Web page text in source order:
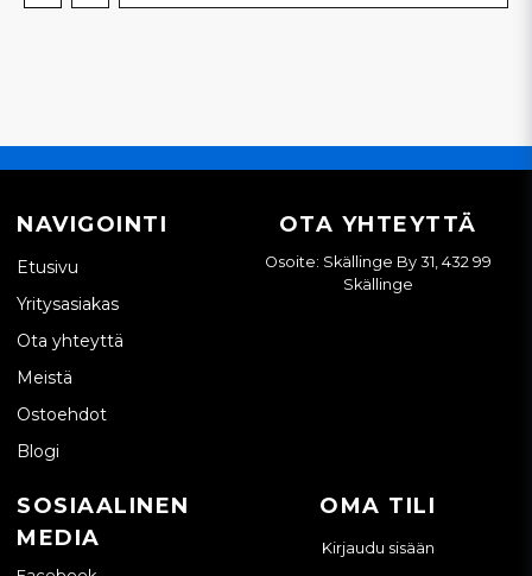
NAVIGOINTI
Etusivu
Yritysasiakas
Ota yhteyttä
Meistä
Ostoehdot
Blogi
OTA YHTEYTTÄ
Osoite: Skällinge By 31, 432 99
Skällinge
SOSIAALINEN
MEDIA
OMA TILI
Kirjaudu sisään